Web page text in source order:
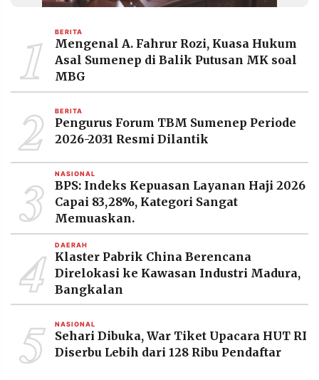
PRAMUDITA
2026
PT.
MEDIA
PRAMUDITA
1 BERITA
Mengenal A. Fahrur Rozi, Kuasa Hukum
Asal Sumenep di Balik Putusan MK soal
MBG
2 BERITA
Pengurus Forum TBM Sumenep Periode
2026-2031 Resmi Dilantik
3 NASIONAL
BPS: Indeks Kepuasan Layanan Haji 2026
Capai 83,28%, Kategori Sangat
Memuaskan.
4 DAERAH
Klaster Pabrik China Berencana
Direlokasi ke Kawasan Industri Madura,
Bangkalan
5 NASIONAL
Sehari Dibuka, War Tiket Upacara HUT RI
Diserbu Lebih dari 128 Ribu Pendaftar